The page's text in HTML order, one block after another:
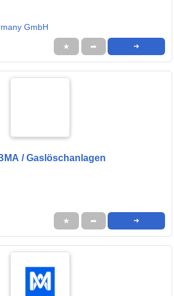
GmbH
★ ➦ ➜
/ Gaslöschanlagen
★ ➦ ➜